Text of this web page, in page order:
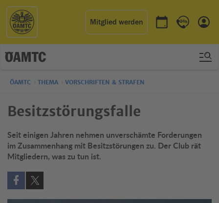
Mitglied werden
Termin buchen
Kontakt &
ÖAMTC THEMA VORSCHRIFTEN & STRAFEN
Besitzstörungsfalle
Seit einigen Jahren nehmen unverschämte Forderungen
im Zusammenhang mit Besitzstörungen zu. Der Club rät
Mitgliedern, was zu tun ist.
Auf Facebook teilen (öffnet in neuem Fenster)
Auf X teilen (öffnet in neuem Fenster)